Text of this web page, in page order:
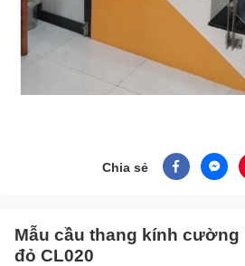
Chia sẻ
Mẫu cầu thang kính
đỏ CL020